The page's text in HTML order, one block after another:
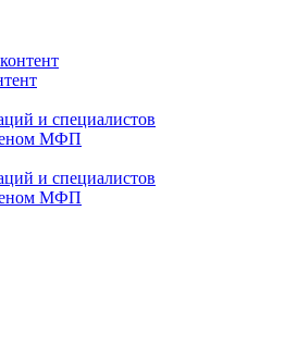
и специалистов
МФП
и специалистов
МФП